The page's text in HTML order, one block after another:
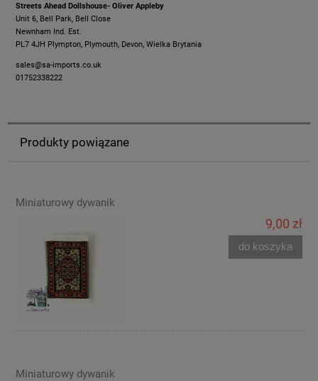
Streets Ahead Dollshouse- Oliver Appleby
Unit 6, Bell Park, Bell Close
Newnham Ind. Est.
PL7 4JH Plympton, Plymouth, Devon, Wielka Brytania
sales@sa-imports.co.uk
01752338222
Produkty powiązane
Miniaturowy dywanik
9,00 zł
do koszyka
Miniaturowy dywanik